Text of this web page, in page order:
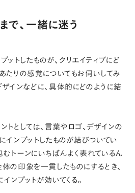
で、一緒に迷う
ットしたものが、クリエイティブにど
たりの感覚についてもお伺いしてみ
インなどに、具体的にどのように結
トとしては、言葉やロゴ、デザインの
インプットしたものが結びついてい
トーンにいちばんよく表れているん
の印象を一貫したものにするとき、
ンプットが効いてくる。